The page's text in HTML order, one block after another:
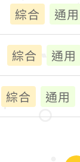
綜合 通用
綜合 通用
綜合 通用